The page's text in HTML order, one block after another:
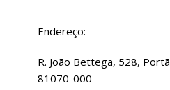
Endereço:
R. João Bettega, 528,
81070-000